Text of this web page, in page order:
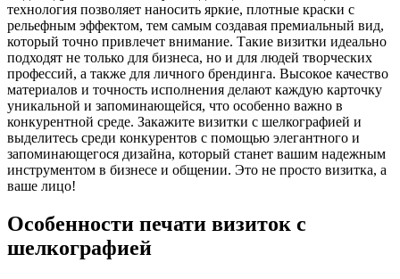
технология позволяет наносить яркие, плотные краски с
рельефным эффектом, тем самым создавая премиальный вид,
который точно привлечет внимание. Такие визитки идеально
подходят не только для бизнеса, но и для людей творческих
профессий, а также для личного брендинга. Высокое качество
материалов и точность исполнения делают каждую карточку
уникальной и запоминающейся, что особенно важно в
конкурентной среде. Закажите визитки с шелкографией и
выделитесь среди конкурентов с помощью элегантного и
запоминающегося дизайна, который станет вашим надежным
инструментом в бизнесе и общении. Это не просто визитка, а
ваше лицо!
Особенности печати визиток с
шелкографией